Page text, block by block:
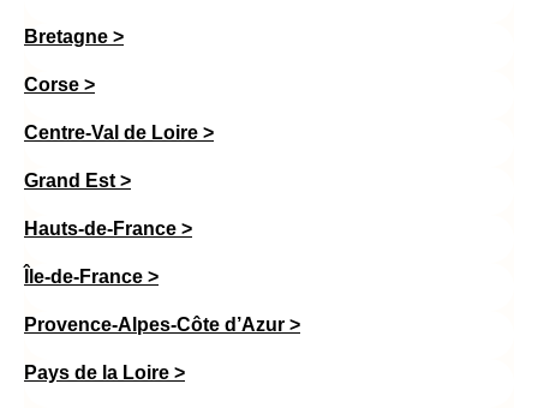
Bretagne >
Corse >
Centre-Val de Loire >
Grand Est >
Hauts-de-France >
Île-de-France >
Provence-Alpes-Côte d’Azur >
Pays de la Loire >